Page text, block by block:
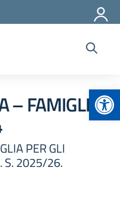
– FAMIGLIA
PER GLI
S. 2025/26.